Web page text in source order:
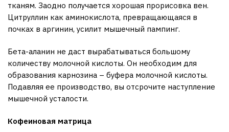
тканям. Заодно получается хорошая прорисовка вен.
Цитруллин как аминокислота, превращающаяся в
почках в аргинин, усилит мышечный пампинг.
Бета-аланин не даст вырабатываться большому
количеству молочной кислоты. Он необходим для
образования карнозина – буфера молочной кислоты.
Подавляя ее производство, вы отсрочите наступление
мышечной усталости.
Кофеиновая матрица